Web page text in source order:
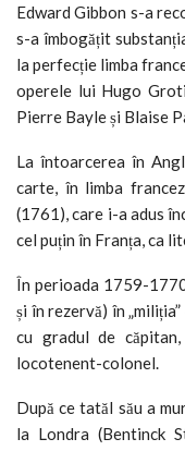
Edward Gibbon s-a
s-a îmbogățit
la perfecție limba
operele lui Hugo
Pierre Bayle și Blaise
La întoarcerea în
carte, în limba
(1761), care i-a adus
cel puțin în Franța, ca
În perioada 1759-
și în rezervă) în
cu gradul de
locotenent-colonel.
După ce tatăl său a
la Londra (Bentinck